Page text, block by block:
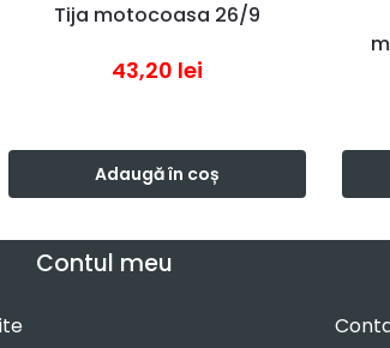
Tija motocoasa 26/9
43,20 lei
Adaugă în coș
Contul meu